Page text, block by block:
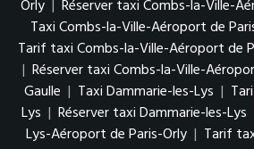
Orly | Réserver taxi Combs-la-Ville-
Taxi Combs-la-Ville-Aéroport de
Tarif taxi Combs-la-Ville-Aéroport de
| Réserver taxi Combs-la-Ville-
Gaulle | Taxi Dammarie-les-Lys |
Lys | Réserver taxi Dammarie-les-Lys
Lys-Aéroport de Paris-Orly | Tarif